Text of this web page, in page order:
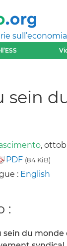
sein
,
PDF (84 KiB)
: English
:
sein du